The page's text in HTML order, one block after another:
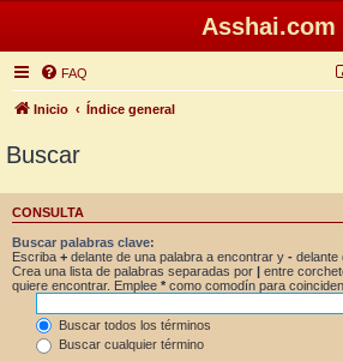
Asshai.com
FAQ
Inicio Índice general
Buscar
CONSULTA
Buscar palabras clave:
Escriba + delante de una palabra a encontrar y - delante
Crea una lista de palabras separadas por | entre
quiere encontrar. Emplee * como comodín para
Buscar todos los términos
Buscar cualquier término